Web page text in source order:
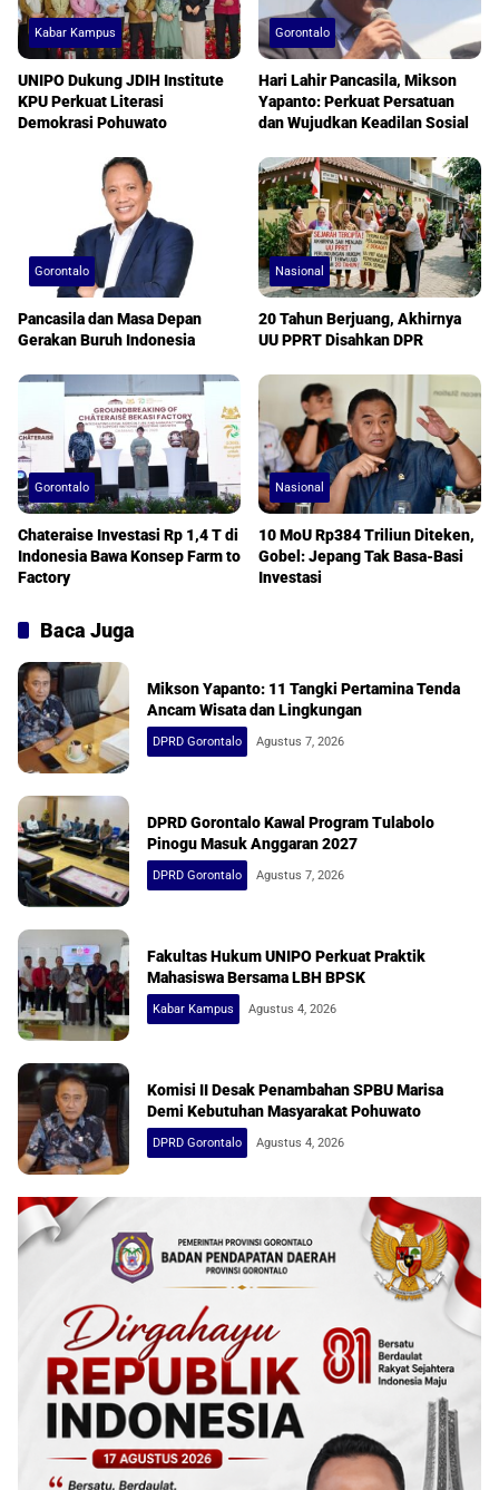
Kabar Kampus
UNIPO Dukung JDIH Institute
KPU Perkuat Literasi
Demokrasi Pohuwato
Gorontalo
Hari Lahir Pancasila, Mikson
Yapanto: Perkuat Persatuan
dan Wujudkan Keadilan Sosial
Gorontalo
Pancasila dan Masa Depan
Gerakan Buruh Indonesia
Nasional
20 Tahun Berjuang, Akhirnya
UU PPRT Disahkan DPR
Gorontalo
Chateraise Investasi Rp 1,4 T di
Indonesia Bawa Konsep Farm to
Factory
Nasional
10 MoU Rp384 Triliun Diteken,
Gobel: Jepang Tak Basa-Basi
Investasi
Baca Juga
Mikson Yapanto: 11 Tangki Pertamina Tenda
Ancam Wisata dan Lingkungan
DPRD Gorontalo Agustus 7, 2026
DPRD Gorontalo Kawal Program Tulabolo
Pinogu Masuk Anggaran 2027
DPRD Gorontalo Agustus 7, 2026
Fakultas Hukum UNIPO Perkuat Praktik
Mahasiswa Bersama LBH BPSK
Kabar Kampus Agustus 4, 2026
Komisi II Desak Penambahan SPBU Marisa
Demi Kebutuhan Masyarakat Pohuwato
DPRD Gorontalo Agustus 4, 2026